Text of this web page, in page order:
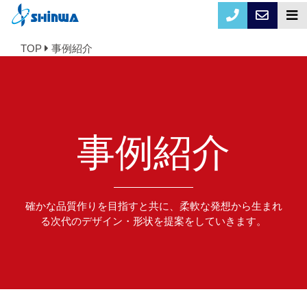
TOP 事例紹介
事例紹介
確かな品質作りを目指すと共に、柔軟な発想から生まれ
る次代のデザイン・形状を提案をしていきます。